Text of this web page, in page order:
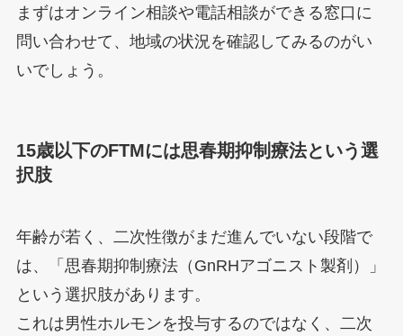
まずはオンライン相談や電話相談ができる窓口に
問い合わせて、地域の状況を確認してみるのがい
いでしょう。
15歳以下のFTMには思春期抑制療法という選
択肢
年齢が若く、二次性徴がまだ進んでいない段階で
は、「思春期抑制療法（GnRHアゴニスト製剤）」
という選択肢があります。
これは男性ホルモンを投与するのではなく、二次